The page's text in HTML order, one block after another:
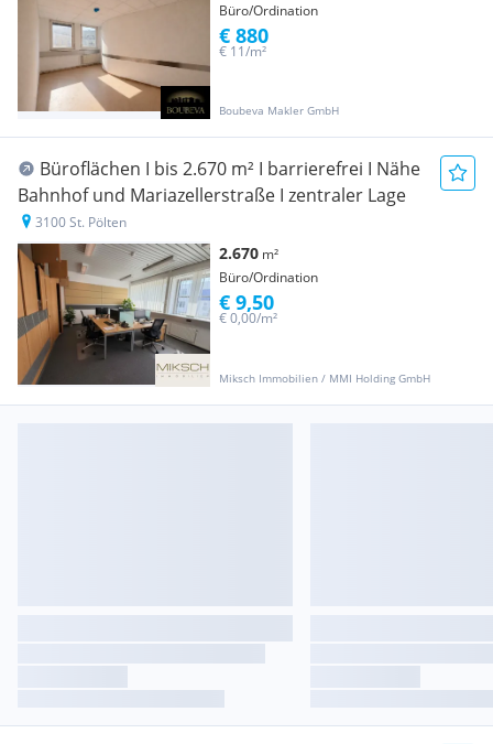
Büro/Ordination
Boubeva Makler GmbH
€ 11/m²
€ 880
Büroflächen I bis 2.670 m² I barrierefrei I Nähe
Bahnhof und Mariazellerstraße I zentraler Lage
3100 St. Pölten
2.670 m²
Büro/Ordination
Miksch Immobilien / MMI Holding GmbH
€ 0,00/m²
€ 9,50